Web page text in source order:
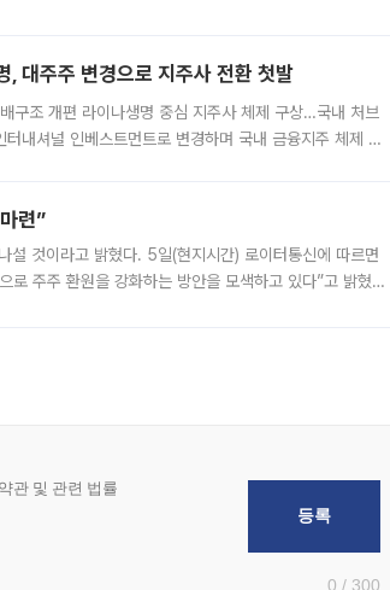
대주주 변경으로 지주사 전환 첫발
구조 개편 라이나생명 중심 지주사 체제 구상…국내 처브
내셔널 인베스트먼트로 변경하며 국내 금융지주 체제 구
련”
지시간) 로이터통신에 따르면
주주 환원을 강화하는 방안을 모색하고 있다”고 밝혔다.
0 / 300